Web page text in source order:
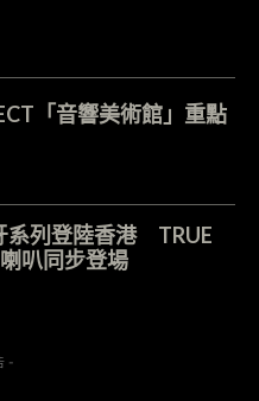
「音響美術館」重點
系列登陸香港 TRUE
叭同步登場
-